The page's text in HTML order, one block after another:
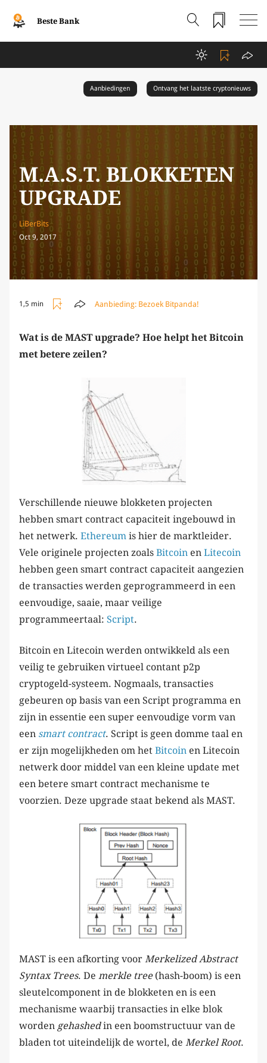
Beste Bank
Aanbiedingen Ontvang het laatste cryptonieuws
M.A.S.T. BLOKKETEN
UPGRADE
LiBerBits
Oct 9, 2017
1,5 min Aanbieding: Bezoek Bitpanda!
Wat is de MAST upgrade? Hoe helpt het Bitcoin
met betere zeilen?
Verschillende nieuwe blokketen projecten
hebben smart contract capaciteit ingebouwd in
het netwerk. Ethereum is hier de marktleider.
Vele originele projecten zoals Bitcoin en Litecoin
hebben geen smart contract capaciteit aangezien
de transacties werden geprogrammeerd in een
eenvoudige, saaie, maar veilige
programmeertaal: Script.
Bitcoin en Litecoin werden ontwikkeld als een
veilig te gebruiken virtueel contant p2p
cryptogeld-systeem. Nogmaals, transacties
gebeuren op basis van een Script programma en
zijn in essentie een super eenvoudige vorm van
een smart contract. Script is geen domme taal en
er zijn mogelijkheden om het Bitcoin en Litecoin
netwerk door middel van een kleine update met
een betere smart contract mechanisme te
voorzien. Deze upgrade staat bekend als MAST.
MAST is een afkorting voor Merkelized Abstract
Syntax Trees. De merkle tree(hash-boom) is een
sleutelcomponent in de blokketen en is een
mechanisme waarbij transacties in elke blok
worden gehashedin een boomstructuur van de
bladen tot uiteindelijk de wortel, de Merkel Root.